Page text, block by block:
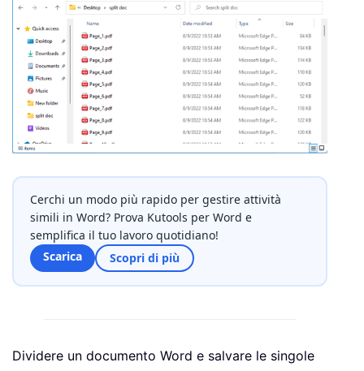
Cerchi un modo più rapido per gestire attività
simili in Word? Prova Kutools per Word e
semplifica il tuo lavoro quotidiano!
Scarica
Scopri di più
Dividere un documento Word e salvare le singole